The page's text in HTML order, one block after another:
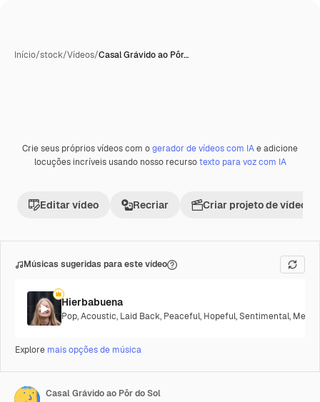
Início/stock/Vídeos/Casal Grávido ao Pôr…
Premium
Crie seus próprios vídeos com ogerador de vídeos com IAe adicione
locuções incríveis usando nosso recursotexto para voz com IA
Editar vídeo Recriar Criar projeto de vídeo
Músicas sugeridas para este vídeo
Hierbabuena
Pop,Acoustic, Laid Back, Peaceful, Hopeful,Sentimental,
Explore mais opções de música
Casal Grávido ao Pôr do Sol